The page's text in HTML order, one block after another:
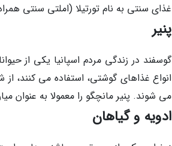
غذای سنتی به نام تورتیلا (املتی سنتی
پنیر
گوسفند در زندگی مردم اسپانیا یکی از
می شوند. پنیر مانچگو را معمولا به عنوان
ادویه و گیاهان